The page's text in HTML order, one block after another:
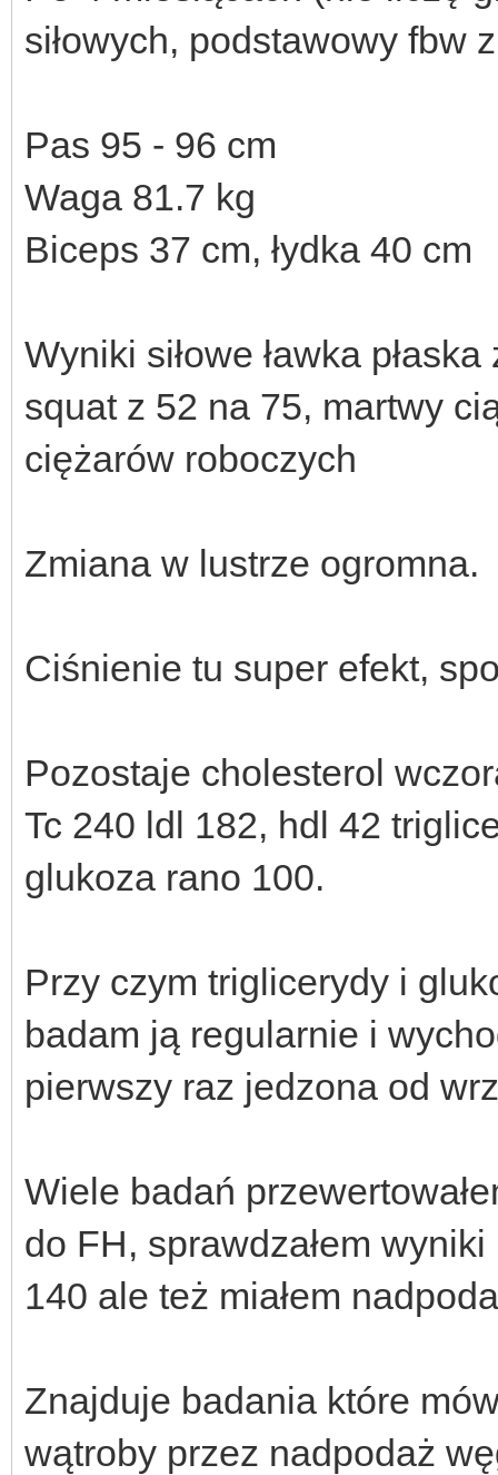
siłowych, podstawowy fbw
Pas 95 - 96 cm
Waga 81.7 kg
Biceps 37 cm, łydka 40 cm
Wyniki siłowe ławka
squat z 52 na 75, martwy
ciężarów roboczych
Zmiana w lustrze ogromna.
Ciśnienie tu super efekt,
Pozostaje cholesterol
Tc 240 ldl 182, hdl 42
glukoza rano 100.
Przy czym triglicerydy i
badam ją regularnie i
pierwszy raz jedzona od
Wiele badań
do FH, sprawdzałem
140 ale też miałem
Znajduje badania które
wątroby przez nadpodaż